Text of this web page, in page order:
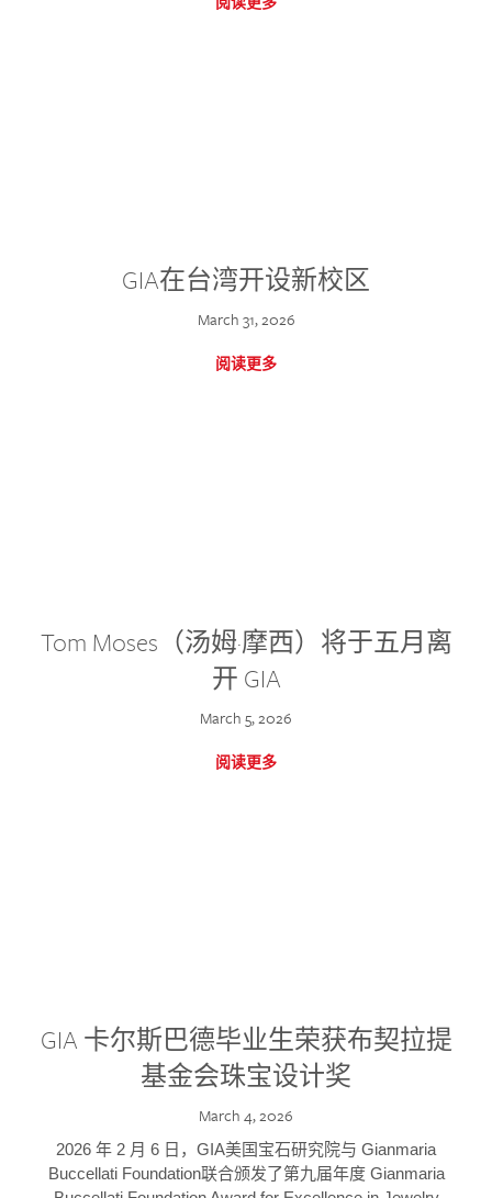
GIA在台湾开设新校区
March 31, 2026
阅读更多
Tom Moses（汤姆·摩西）将于五月离
开 GIA
March 5, 2026
阅读更多
GIA 卡尔斯巴德毕业生荣获布契拉提
基金会珠宝设计奖
March 4, 2026
2026 年 2 月 6 日，GIA美国宝石研究院与 Gianmaria
Buccellati Foundation联合颁发了第九届年度 Gianmaria